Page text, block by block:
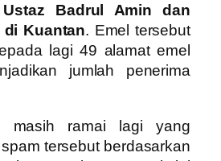
Badrul Amin dan
di Kuantan. Emel tersebut
lagi 49 alamat emel
jumlah penerima
masih ramai lagi yang
tersebut berdasarkan